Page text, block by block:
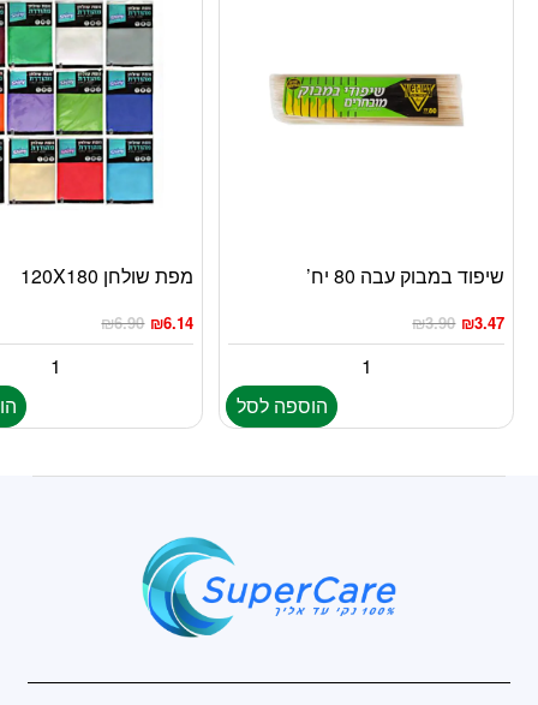
שיפוד במבוק עבה 80 יח’
₪3.90 ₪3.47
הוספה לסל
מפת שולחן 120X180
₪6.90 ₪6.14